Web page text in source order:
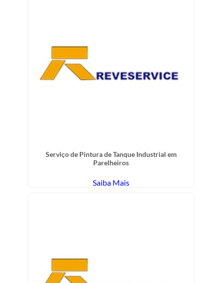
Serviço de Pintura de Tanque Industrial em
Parelheiros
Saiba Mais